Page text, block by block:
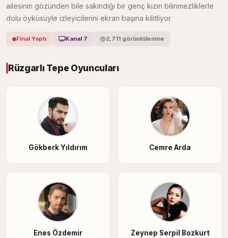
ailesinin gözünden bile sakındığı bir genç kızın bilinmezliklerle
dolu öyküsüyle izleyicilerini ekran başına kilitliyor.
Final Yaptı Kanal 7 2,711 görüntülenme
Rüzgarlı Tepe Oyuncuları
Gökberk Yıldırım Cemre Arda
Enes Özdemir Zeynep Serpil Bozkurt